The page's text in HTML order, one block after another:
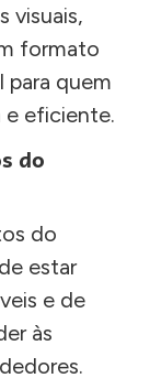
visuais,
formato
para quem
e eficiente.
do
do
estar
e de
às